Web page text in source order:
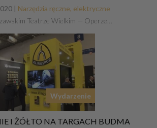
| Narzędzia ręczne, elektryczne
Teatrze Wielkim — Operze…
Wydarzenie
I ŻÓŁTO NA TARGACH BUDMA